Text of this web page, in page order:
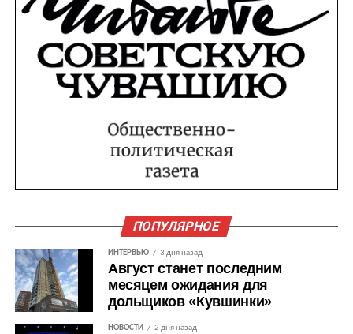
ПОПУЛЯРНОЕ
ИНТЕРВЬЮ 3 дня назад
Август станет последним
месяцем ожидания для
дольщиков «Кувшинки»
НОВОСТИ 2 дня назад